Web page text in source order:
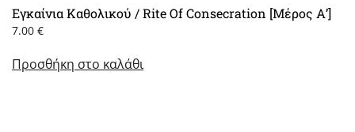
Εγκαίνια Καθολικού / Rite Of Consecration [Μέρος Α’]
7.00 €
Προσθήκη στο καλάθι